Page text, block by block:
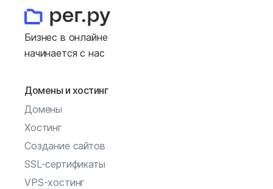
Бизнес в онлайне
начинается с нас
Домены и хостинг
Домены
Хостинг
Создание сайтов
SSL-сертификаты
VPS-хостинг